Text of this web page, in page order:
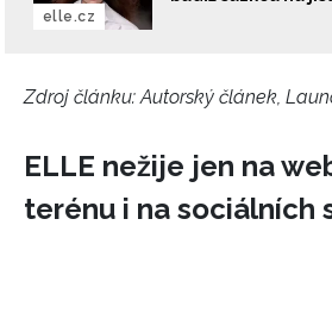
elle.cz
Zdroj článku: Autorský článek,
ELLE nežije jen na
terénu i na sociálních